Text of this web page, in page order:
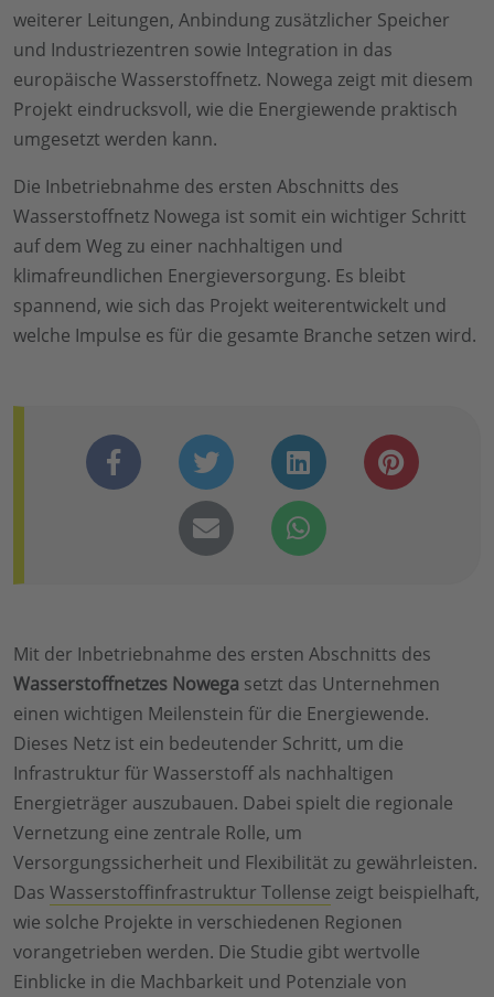
weiterer Leitungen, Anbindung zusätzlicher Speicher
und Industriezentren sowie Integration in das
europäische Wasserstoffnetz. Nowega zeigt mit diesem
Projekt eindrucksvoll, wie die Energiewende praktisch
umgesetzt werden kann.
Die Inbetriebnahme des ersten Abschnitts des
Wasserstoffnetz Nowega ist somit ein wichtiger Schritt
auf dem Weg zu einer nachhaltigen und
klimafreundlichen Energieversorgung. Es bleibt
spannend, wie sich das Projekt weiterentwickelt und
welche Impulse es für die gesamte Branche setzen wird.
Mit der Inbetriebnahme des ersten Abschnitts des
Wasserstoffnetzes Nowega setzt das Unternehmen
einen wichtigen Meilenstein für die Energiewende.
Dieses Netz ist ein bedeutender Schritt, um die
Infrastruktur für Wasserstoff als nachhaltigen
Energieträger auszubauen. Dabei spielt die regionale
Vernetzung eine zentrale Rolle, um
Versorgungssicherheit und Flexibilität zu gewährleisten.
Das Wasserstoffinfrastruktur Tollense zeigt beispielhaft,
wie solche Projekte in verschiedenen Regionen
vorangetrieben werden. Die Studie gibt wertvolle
Einblicke in die Machbarkeit und Potenziale von